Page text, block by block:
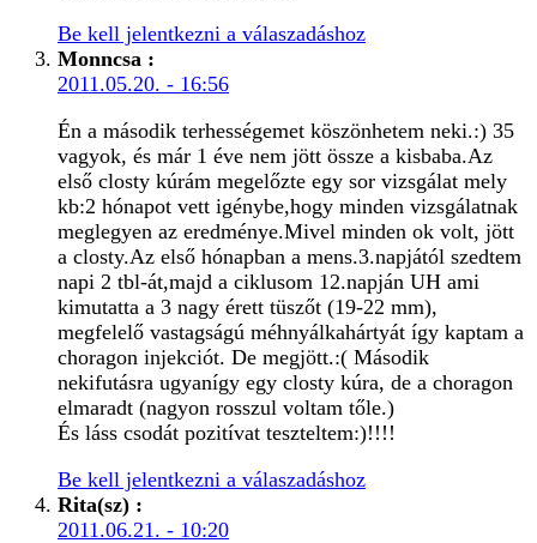
Be kell jelentkezni a válaszadáshoz
Monncsa :
2011.05.20. - 16:56
Én a második terhességemet köszönhetem neki.:) 35
vagyok, és már 1 éve nem jött össze a kisbaba.Az
első closty kúrám megelőzte egy sor vizsgálat mely
kb:2 hónapot vett igénybe,hogy minden vizsgálatnak
meglegyen az eredménye.Mivel minden ok volt, jött
a closty.Az első hónapban a mens.3.napjától szedtem
napi 2 tbl-át,majd a ciklusom 12.napján UH ami
kimutatta a 3 nagy érett tüszőt (19-22 mm),
megfelelő vastagságú méhnyálkahártyát így kaptam a
choragon injekciót. De megjött.:( Második
nekifutásra ugyanígy egy closty kúra, de a choragon
elmaradt (nagyon rosszul voltam tőle.)
És láss csodát pozitívat teszteltem:)!!!!
Be kell jelentkezni a válaszadáshoz
Rita(sz) :
2011.06.21. - 10:20